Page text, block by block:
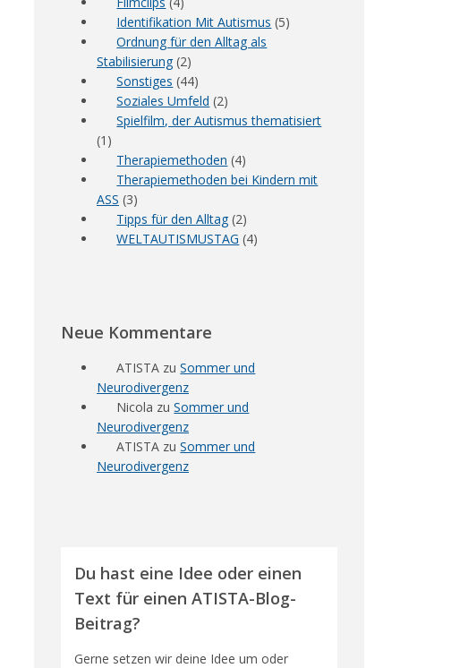
Identifikation Mit Autismus (5)
Ordnung für den Alltag als
Stabilisierung (2)
Sonstiges (44)
Soziales Umfeld (2)
Spielfilm, der Autismus thematisiert
(1)
Therapiemethoden (4)
Therapiemethoden bei Kindern mit
ASS (3)
Tipps für den Alltag (2)
WELTAUTISMUSTAG (4)
Neue Kommentare
ATISTA zuSommer und
Neurodivergenz
Nicola zuSommer und
Neurodivergenz
ATISTA zuSommer und
Neurodivergenz
Du hast eine Idee oder einen
Text für einen ATISTA-Blog-
Beitrag?
Gerne setzen wir deine Idee um oder